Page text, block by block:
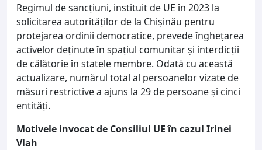
Regimul de sancțiuni, instituit de UE în 2023 la
solicitarea autorităților de la Chișinău pentru
protejarea ordinii democratice, prevede înghețarea
activelor deținute în spațiul comunitar și interdicții
de călătorie în statele membre. Odată cu această
actualizare, numărul total al persoanelor vizate de
măsuri restrictive a ajuns la 29 de persoane și cinci
entități.
Motivele invocat de Consiliul UE în cazul Irinei
Vlah